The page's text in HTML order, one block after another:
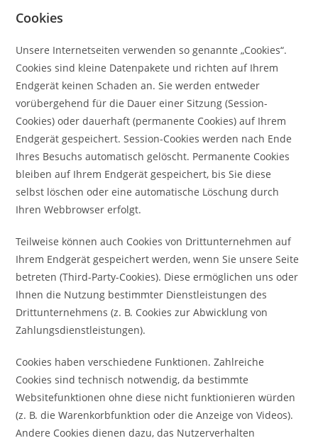
Cookies
Unsere Internetseiten verwenden so genannte „Cookies“.
Cookies sind kleine Datenpakete und richten auf Ihrem
Endgerät keinen Schaden an. Sie werden entweder
vorübergehend für die Dauer einer Sitzung (Session-
Cookies) oder dauerhaft (permanente Cookies) auf Ihrem
Endgerät gespeichert. Session-Cookies werden nach Ende
Ihres Besuchs automatisch gelöscht. Permanente Cookies
bleiben auf Ihrem Endgerät gespeichert, bis Sie diese
selbst löschen oder eine automatische Löschung durch
Ihren Webbrowser erfolgt.
Teilweise können auch Cookies von Drittunternehmen auf
Ihrem Endgerät gespeichert werden, wenn Sie unsere Seite
betreten (Third-Party-Cookies). Diese ermöglichen uns oder
Ihnen die Nutzung bestimmter Dienstleistungen des
Drittunternehmens (z. B. Cookies zur Abwicklung von
Zahlungsdienstleistungen).
Cookies haben verschiedene Funktionen. Zahlreiche
Cookies sind technisch notwendig, da bestimmte
Websitefunktionen ohne diese nicht funktionieren würden
(z. B. die Warenkorbfunktion oder die Anzeige von Videos).
Andere Cookies dienen dazu, das Nutzerverhalten